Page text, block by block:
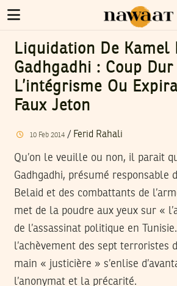
Liquidation De Kamel
Gadhgadhi : Coup Dur
L’intégrisme Ou
Faux Jeton
10 Feb 2014/ Ferid Rahali
Qu’on le veuille ou non, il parait
Gadhgadhi, présumé responsable
Belaid et des combattants de
met de la poudre aux yeux sur «
de l’assassinat politique en
l’achèvement des sept terroristes
main « justicière » s’enlise
l’anonymat et la précarité.